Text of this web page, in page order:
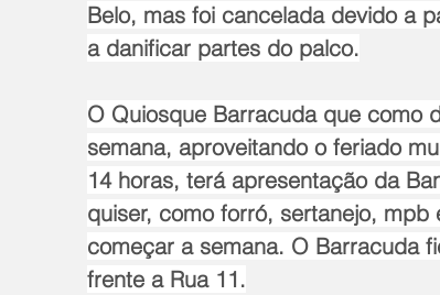
Belo, mas foi cancelada devido a
a danificar partes do palco.
O Quiosque Barracuda que como
semana, aproveitando o feriado
14 horas, terá apresentação da
quiser, como forró, sertanejo,
começar a semana. O Barracuda
frente a Rua 11.